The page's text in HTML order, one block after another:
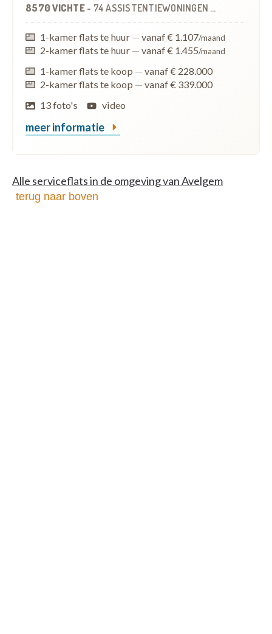
8570 VICHTE - 74 ASSISTENTIEWONINGEN OP
1-kamer flats te huur — vanaf € 1.107/maand
2-kamer flats te huur — vanaf € 1.455/maand
1-kamer flats te koop — vanaf € 228.000
2-kamer flats te koop — vanaf € 339.000
13 foto's
video
meer informatie
Alle serviceflats in de omgeving van Avelgem
terug naar boven